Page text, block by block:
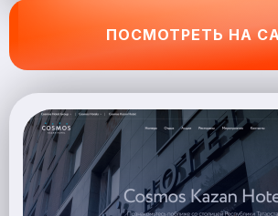
ПОСМОТРЕТЬ НА